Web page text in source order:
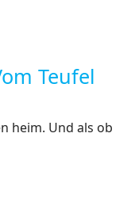
Teufel
heim. Und als ob